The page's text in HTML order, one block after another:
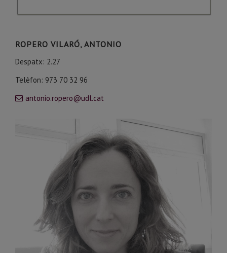
ROPERO VILARÓ, ANTONIO
Despatx: 2.27
Telèfon: 973 70 32 96
antonio.ropero@udl.cat